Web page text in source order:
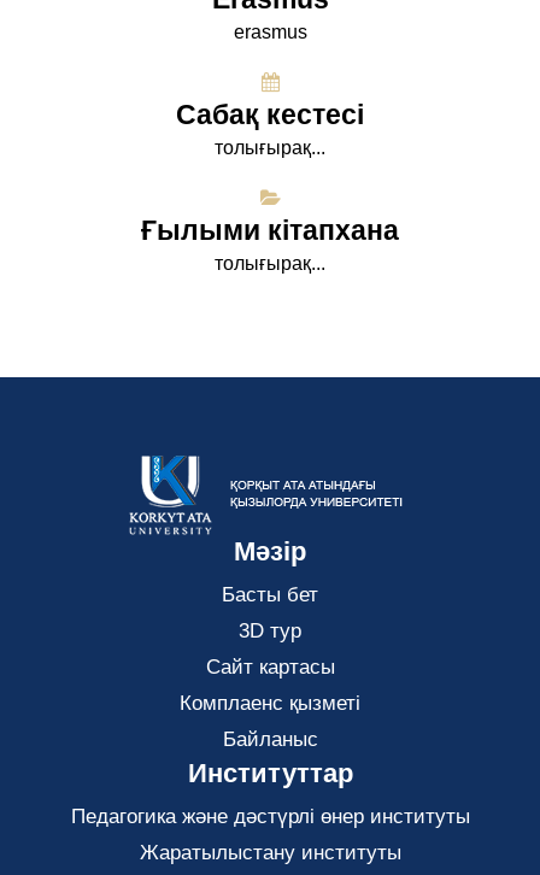
erasmus
Сабақ кестесі
толығырақ...
Ғылыми кітапхана
толығырақ...
Мәзір
Басты бет
3D тур
Сайт картасы
Комплаенс қызметі
Байланыс
Институттар
Педагогика және дәстүрлі өнер институты
Жаратылыстану институты